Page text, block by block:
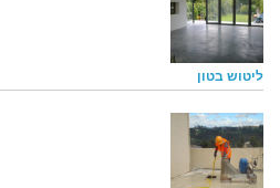
ליטוש בטון